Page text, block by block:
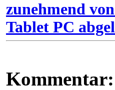
zunehmend
Tablet PC
Kommentar: